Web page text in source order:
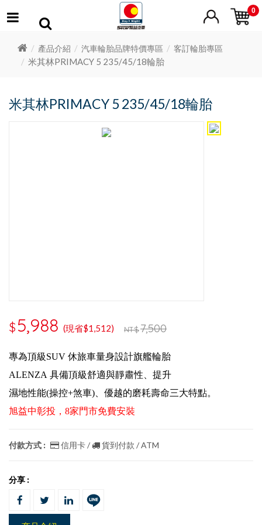
0
產品介紹 汽車輪胎品牌特價專區 客訂輪胎專區
米其林PRIMACY 5 235/45/18輪胎
米其林PRIMACY 5 235/45/18輪胎
$5,988 (現省$1,512) NT$7,500
專為頂級SUV 休旅車量身設計旗艦輪胎
ALENZA 具備頂級舒適與靜肅性、提升
濕地性能(操控+煞車)、優越的磨耗壽命三大特點。
旭益中彰投，8家門市免費安裝
付款方式 : 信用卡 / 貨到付款 / ATM
分享 :